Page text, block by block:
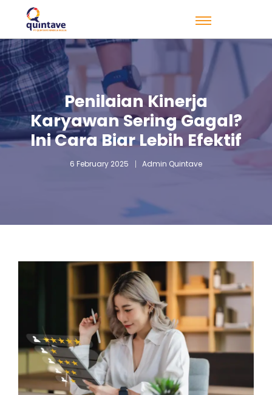
Penilaian Kinerja
Karyawan Sering Gagal?
Ini Cara Biar Lebih Efektif
6 February 2025 Admin Quintave